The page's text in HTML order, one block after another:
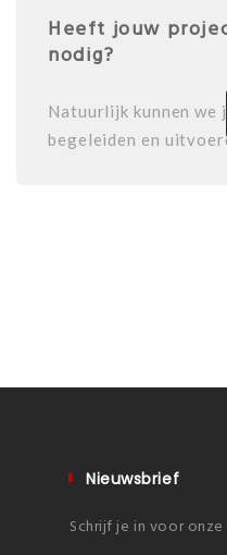
Heeft jouw
nodig?
Natuurlijk kunnen we
begeleiden en
Nieuwsbrief
Schrijf je in voor